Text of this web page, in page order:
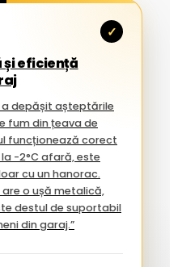
✓
și eficiență
depășit așteptările
funcționează corect
-2°C afară, este
o ușă metalică,
destul de suportabil
pe nimeni din garaj.”